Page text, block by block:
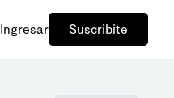
Ingresar Suscribite